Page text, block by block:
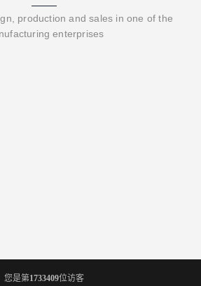
production and sales in one of the
enterprises
您是第1733409位访客